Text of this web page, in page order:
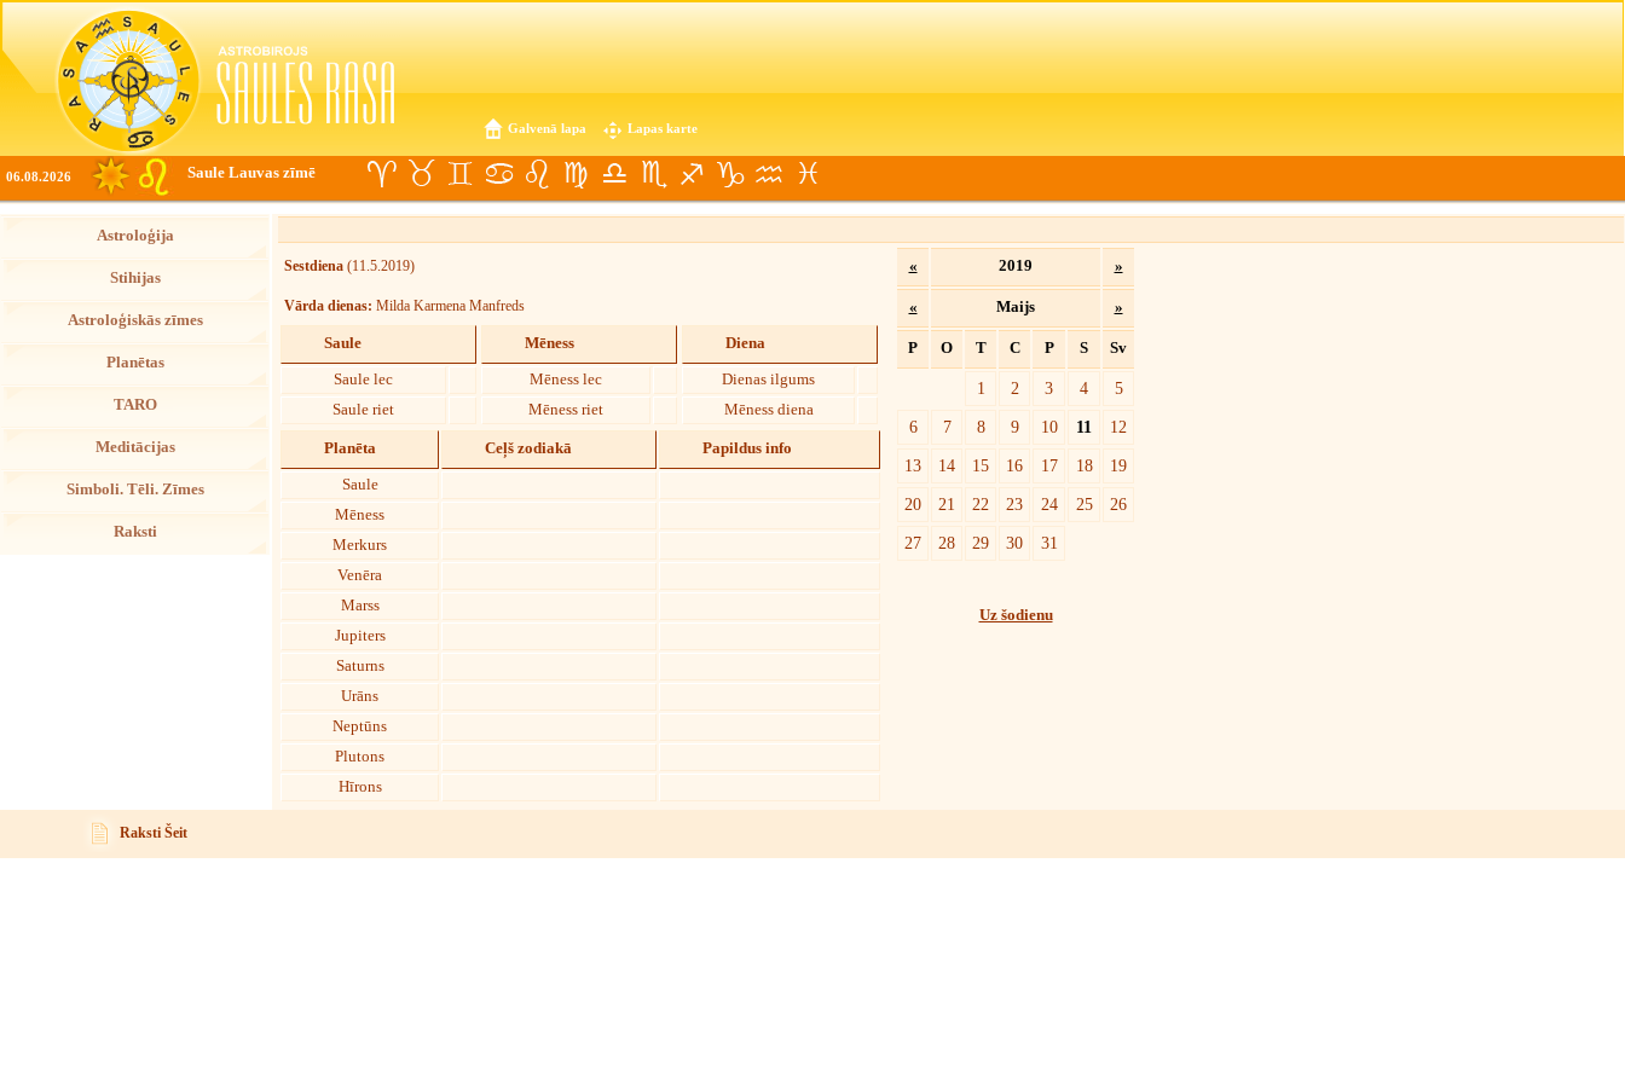
Galvenā lapa Lapas karte
06.08.2026 Saule Lauvas zīmē
Astroloģija
Stihijas
Astroloģiskās zīmes
Planētas
TARO
Meditācijas
Simboli. Tēli. Zīmes
Raksti
Sestdiena (11.5.2019)
Vārda dienas: Milda Karmena Manfreds
Saule
Saule lec
Saule riet
Mēness
Mēness lec
Mēness riet
Diena
Dienas ilgums
Mēness diena
Planēta Ceļš zodiakā Papildus info
Saule
Mēness
Merkurs
Venēra
Marss
Jupiters
Saturns
Urāns
Neptūns
Plutons
Hīrons
« 2019 »
« Maijs »
P O T C P S Sv
1 2 3 4
5
6
7 8 9 10 11
12
13
14 15 16 17 18
19
20
21 22 23 24 25
26
27
28 29 30 31
Uz šodienu
Raksti Šeit